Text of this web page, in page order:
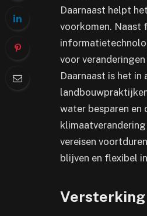
Daarnaast helpt
voorkomen. Naast
voor
Daarnaast is het
water besparen en
vereisen
blijven en flexibel
Versterking